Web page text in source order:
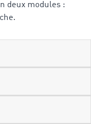
deux modules :